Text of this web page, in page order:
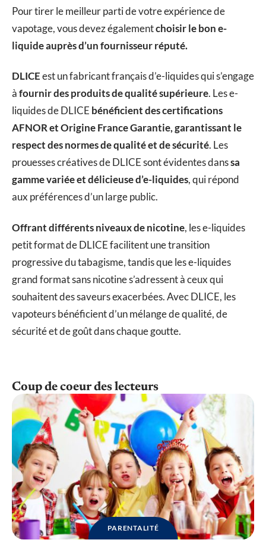
Pour tirer le meilleur parti de votre expérience de
vapotage, vous devez égalementchoisir le bon e-
liquide auprès d’un fournisseur réputé.
DLICEest un fabricant français d’e-liquides qui s’engage
àfournir des produits de qualité supérieure. Les e-
liquides de DLICE bénéficient des certifications
AFNOR et Origine France Garantie, garantissant le
respect des normes de qualité et de sécurité. Les
prouesses créatives de DLICE sont évidentes danssa
gamme variée et délicieuse d’e-liquides, qui répond
aux préférences d’un large public.
Offrant différents niveaux de nicotine, les e-liquides
petit format de DLICE facilitent une transition
progressive du tabagisme, tandis que les e-liquides
grand format sans nicotine s’adressent à ceux qui
souhaitent des saveurs exacerbées. Avec DLICE, les
vapoteurs bénéficient d’un mélange de qualité, de
sécurité et de goût dans chaque goutte.
Coup de coeur des lecteurs
PARENTALITÉ